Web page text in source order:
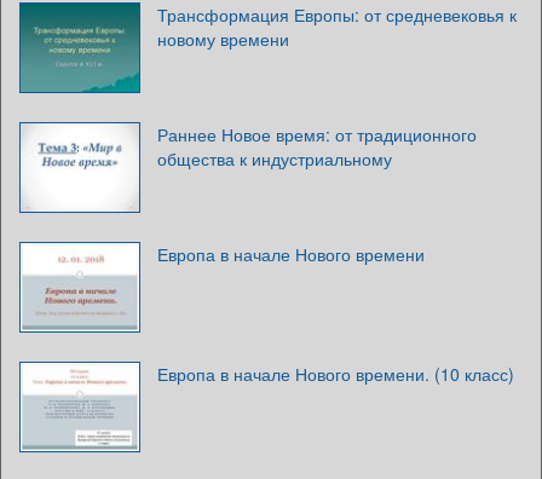
Трансформация Европы: от средневековья к
новому времени
Раннее Новое время: от традиционного
общества к индустриальному
Европа в начале Нового времени
Европа в начале Нового времени. (10 класс)